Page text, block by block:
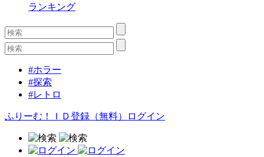
ランキング
#ホラー
#探索
#レトロ
ふりーむ！ＩＤ登録（無料） ログイン